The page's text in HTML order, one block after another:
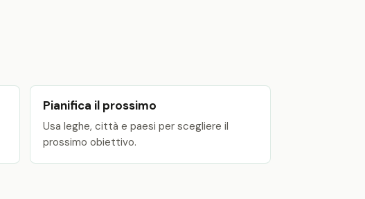
Pianifica il prossimo
Usa leghe, città e paesi per scegliere il
prossimo obiettivo.